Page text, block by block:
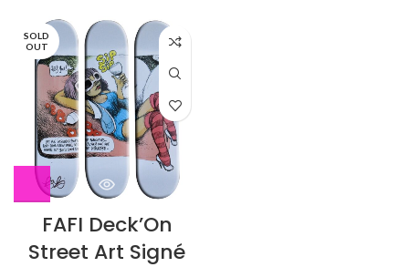
SOLD
OUT
FAFI Deck’On
Street Art Signé